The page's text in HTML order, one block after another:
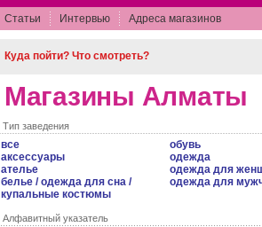
Статьи Интервью Адреса магазинов
Куда пойти? Что смотреть?
Магазины Алматы
Тип заведения
все
аксессуары
ателье
белье / одежда для сна /
купальные костюмы
обувь
одежда
одежда для
одежда для
Алфавитный указатель